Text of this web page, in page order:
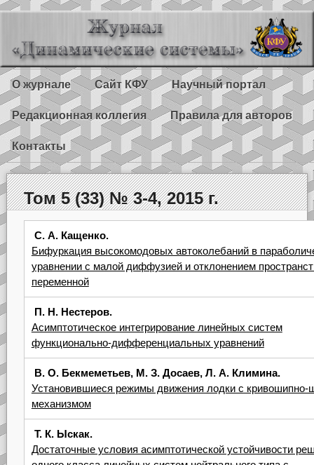
О журнале Сайт КФУ Научный портал
Редакционная коллегия Правила для авторов
Контакты
Том 5 (33) № 3-4, 2015 г.
С. А. Кащенко.
Бифуркация высокомодовых автоколебаний в
уравнении с малой диффузией и отклонением
переменной
П. Н. Нестеров.
Асимптотическое интегрирование линейных систем
функционально-дифференциальных уравнений
В. О. Бекмеметьев, М. З. Досаев, Л. А. Климина.
Установившиеся режимы движения лодки с
механизмом
Т. К. Ыскак.
Достаточные условия асимптотической устойчивости